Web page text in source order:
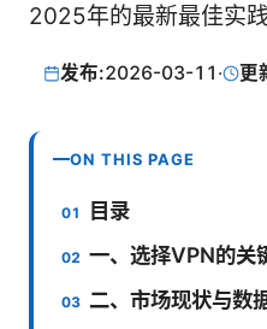
2025年的最新最佳实践
发布:2026-03-11 · 更
ON THIS PAGE
目录
一、选择VPN的关
二、市场现状与数